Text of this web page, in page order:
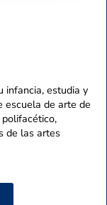
infancia, estudia y
escuela de arte de
de las artes